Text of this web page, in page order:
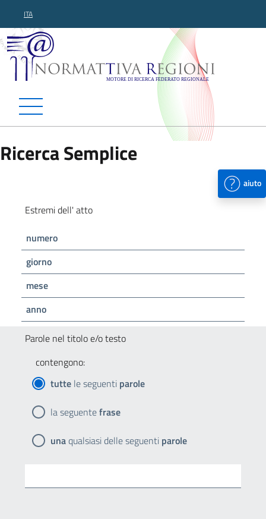
ITA
Normattiva Regioni -
Ricerca Semplice
aiuto
Estremi dell' atto
numero
giorno
mese
anno
Parole nel titolo e/o testo
contengono:
tutte le seguenti parole
la seguentefrase
unaqualsiasi delle seguenti parole